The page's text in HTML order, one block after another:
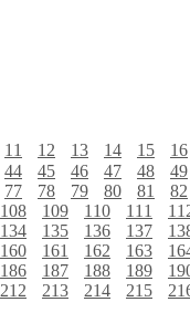
11 12 13 14 15
16
44 45 46 47 48
49
77 78 79 80 81
82
108 109 110 111
134 135 136 137
160 161 162 163
186 187 188 189
212 213 214 215